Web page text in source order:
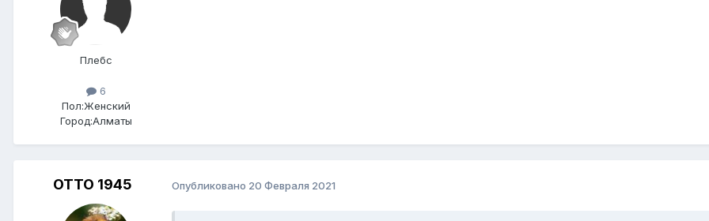
Плебс
6
Пол:Женский
Город:Алматы
ОТТО 1945 Опубликовано 20 Февраля 2021